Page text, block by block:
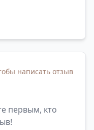
написать отзыв
первым, кто